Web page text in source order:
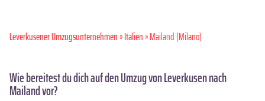
Leverkusener Umzugsunternehmen»Italien» Mailand (Milano)
Wie bereitest du dich auf den Umzug von Leverkusen nach
Mailand vor?